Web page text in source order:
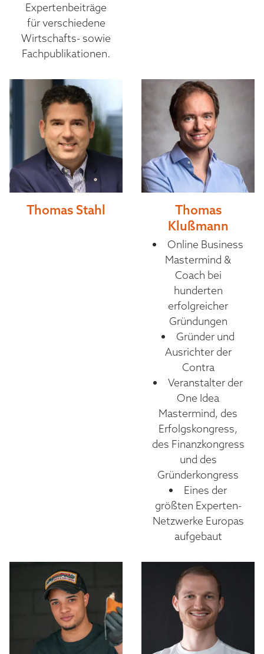
Expertenbeiträge
für verschiedene
Wirtschafts- sowie
Fachpublikationen.
Thomas Stahl
Thomas
Klußmann
Online Business
Mastermind &
Coach bei
hunderten
erfolgreicher
Gründungen
Gründer und
Ausrichter der
Contra
Veranstalter der
One Idea
Mastermind, des
Erfolgskongress,
des Finanzkongress
und des
Gründerkongress
Eines der
größten Experten-
Netzwerke Europas
aufgebaut